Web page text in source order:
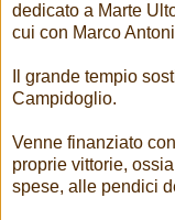
dedicato a Marte
cui con Marco
Il grande tempio
Campidoglio.
Venne finanziato
proprie vittorie,
spese, alle pendici